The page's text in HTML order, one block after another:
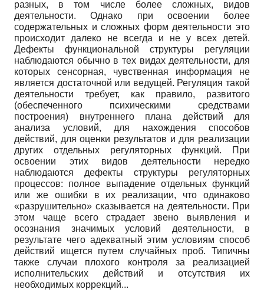
разных, в том числе более сложных, видов
деятельности. Однако при освоении более
содержательных и сложных форм деятельности это
происходит далеко не всегда и не у всех детей.
Дефекты функциональной структуры регуляции
наблюдаются обычно в тех видах деятельности, для
которых сенсорная, чувственная информация не
является достаточной или ведущей. Регуляция такой
деятельности требует, как правило, развитого
(обеспеченного психическими средствами
построения) внутреннего плана действий для
анализа условий, для нахождения способов
действий, для оценки результатов и для реализации
других отдельных регуляторных функций. При
освоении этих видов деятельности нередко
наблюдаются дефекты структуры регуляторных
процессов: полное выпадение отдельных функций
или же ошибки в их реализации, что одинаково
«разрушительно» сказывается на деятельности. При
этом чаще всего страдает звено выявления и
осознания значимых условий деятельности, в
результате чего адекватный этим условиям способ
действий ищется путем случайных проб. Типичны
также случаи плохого контроля за реализацией
исполнительских действий и отсутствия их
необходимых коррекций...